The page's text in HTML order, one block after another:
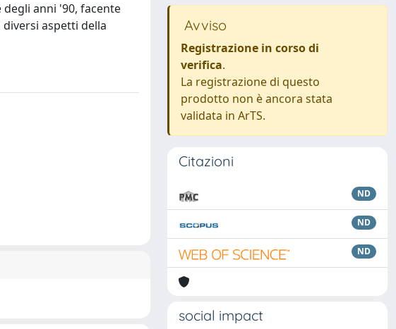
anni '90, facente
aspetti della
Avviso
Registrazione in corso di
verifica.
La registrazione di questo
prodotto non è ancora stata
validata in ArTS.
Citazioni
ND
ND
ND
social impact